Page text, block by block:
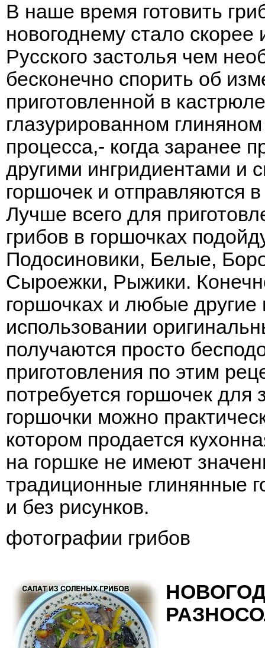
В наше время готовить
новогоднему стало
Русского застолья чем
бесконечно спорить об
приготовленной в
глазурированном
процесса,- когда заранее
другими ингридиентами и
горшочек и отправляются
Лучше всего для
грибов в горшочках
Подосиновики, Белые,
Сыроежки, Рыжики.
горшочках и любые другие
использовании
получаются просто
приготовления по этим
потребуется горшочек для
горшочки можно
котором продается
на горшке не имеют
традиционные глинянные
и без рисунков.
фотографии грибов